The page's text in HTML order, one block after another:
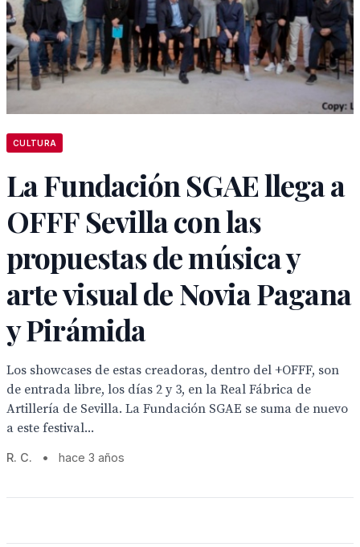
CULTURA
La Fundación SGAE llega a
OFFF Sevilla con las
propuestas de música y
arte visual de Novia Pagana
y Pirámida
Los showcases de estas creadoras, dentro del +OFFF, son
de entrada libre, los días 2 y 3, en la Real Fábrica de
Artillería de Sevilla. La Fundación SGAE se suma de nuevo
a este festival...
R. C. • hace 3 años